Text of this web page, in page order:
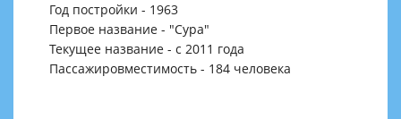
Год постройки - 1963
Первое название - "Сура"
Текущее название - с 2011 года
Пассажировместимость - 184 человека